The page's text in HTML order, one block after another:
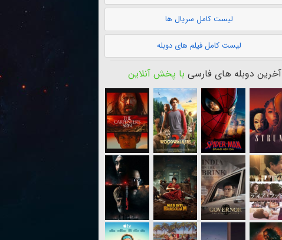
لیست کامل سریال ها
لیست کامل فیلم های دوبله
آخرین دوبله های فارسی با پخش آنلاین